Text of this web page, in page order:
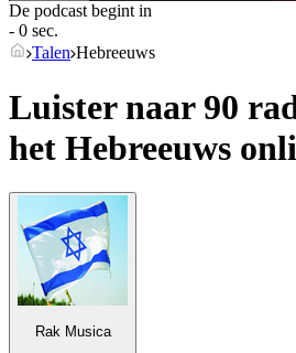
De podcast begint in
- 0 sec.
Talen Hebreeuws
Luister naar 90
het Hebreeuws
Rak Musica